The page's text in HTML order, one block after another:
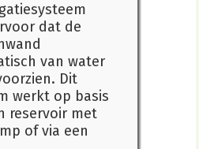
dat de
van water
Dit
werkt op basis
reservoir met
of via een